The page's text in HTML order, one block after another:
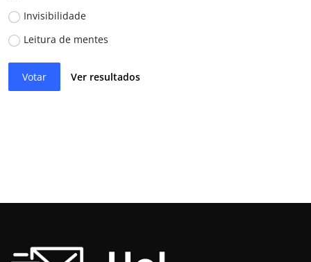
Invisibilidade
Leitura de mentes
Votar Ver resultados